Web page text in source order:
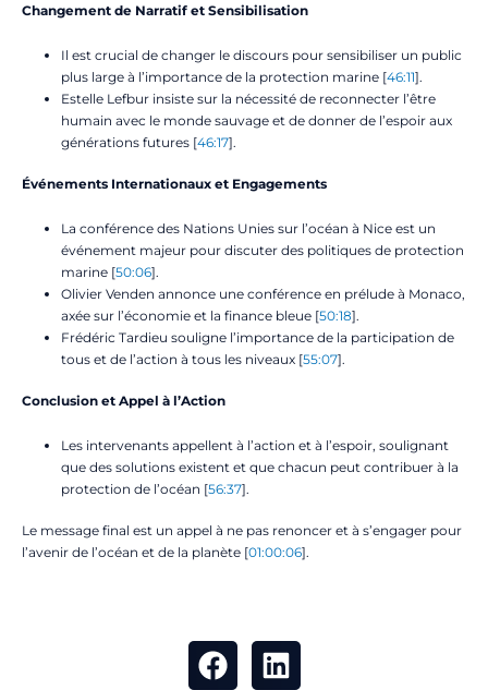
Changement de Narratif et Sensibilisation
Il est crucial de changer le discours pour sensibiliser un public
plus large à l’importance de la protection marine [46:11].
Estelle Lefbur insiste sur la nécessité de reconnecter l’être
humain avec le monde sauvage et de donner de l’espoir aux
générations futures [46:17].
Événements Internationaux et Engagements
La conférence des Nations Unies sur l’océan à Nice est un
événement majeur pour discuter des politiques de protection
marine [50:06].
Olivier Venden annonce une conférence en prélude à Monaco,
axée sur l’économie et la finance bleue [50:18].
Frédéric Tardieu souligne l’importance de la participation de
tous et de l’action à tous les niveaux [55:07].
Conclusion et Appel à l’Action
Les intervenants appellent à l’action et à l’espoir, soulignant
que des solutions existent et que chacun peut contribuer à la
protection de l’océan [56:37].
Le message final est un appel à ne pas renoncer et à s’engager pour
l’avenir de l’océan et de la planète [01:00:06].